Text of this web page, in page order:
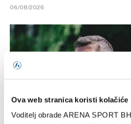
Ova web stranica koristi kolačiće
Voditelj obrade ARENA SPORT
06/08/2026